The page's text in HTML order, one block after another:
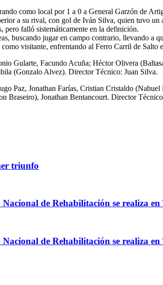
como local por 1 a 0 a General Garzón de
a su rival, con gol de Iván Silva, quien tuvo un
pero falló sistemáticamente en la definición.
buscando jugar en campo contrario, llevando a
visitante, enfrentando al Ferro Carril de Salto
Gularte, Facundo Acuña; Héctor Olivera
(Gonzalo Alvez). Director Técnico: Juan Silva.
Paz, Jonathan Farías, Cristian Cristaldo
Braseiro), Jonathan Bentancourt. Director
triunfo
de Rehabilitación se realiza en
de Rehabilitación se realiza en